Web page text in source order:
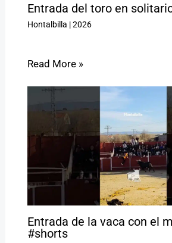
Entrada del toro en
Hontalbilla |2026
Read More »
Entrada de la vaca con el
#shorts